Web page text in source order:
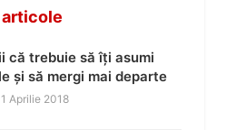
că trebuie să îți asumi
și să mergi mai departe
Aprilie 2018